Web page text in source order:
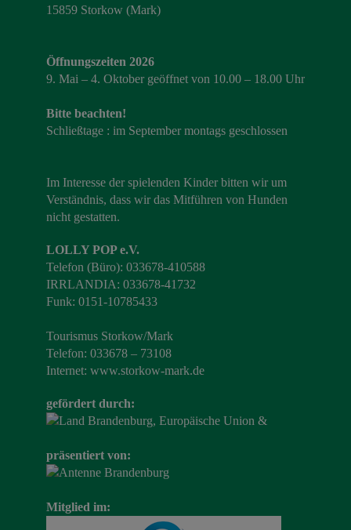
15859 Storkow (Mark)
Öffnungszeiten 2026
9. Mai – 4. Oktober geöffnet von 10.00 – 18.00 Uhr
Bitte beachten!
Schließtage : im September montags geschlossen
Im Interesse der spielenden Kinder bitten wir um
Verständnis, dass wir das Mitführen von Hunden
nicht gestatten.
LOLLY POP e.V.
Telefon (Büro): 033678-410588
IRRLANDIA: 033678-41732
Funk: 0151-10785433
Tourismus Storkow/Mark
Telefon: 033678 – 73108
Internet: www.storkow-mark.de
gefördert durch:
präsentiert von:
Mitglied im: